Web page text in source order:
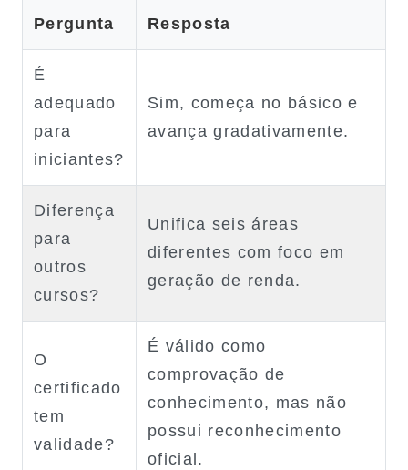
Pergunta Resposta
É
adequado
para
iniciantes?
Sim, começa no básico e
avança gradativamente.
Diferença
para
outros
cursos?
Unifica seis áreas
diferentes com foco em
geração de renda.
O
certificado
tem
validade?
É válido como
comprovação de
conhecimento, mas não
possui reconhecimento
oficial.